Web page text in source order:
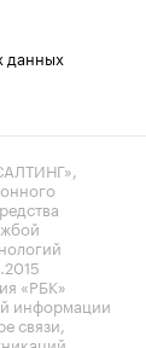
данных
«РБК»
информации
связи,